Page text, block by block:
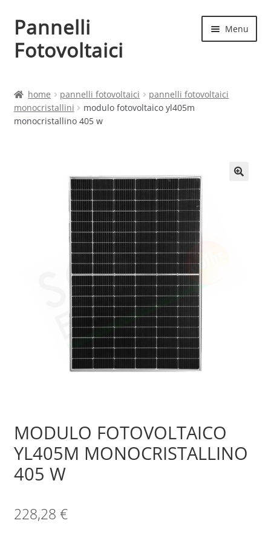
Vai
alla
navigazione
Vai
al
contenuto
Pannelli
Fotovoltaici
Menu
Cart
home pannelli fotovoltaici
pannelli fotovoltaici
monocristallini
modulo fotovoltaico yl405m
monocristallino 405 w
MODULO FOTOVOLTAICO
YL405M MONOCRISTALLINO
405 W
228,28 €